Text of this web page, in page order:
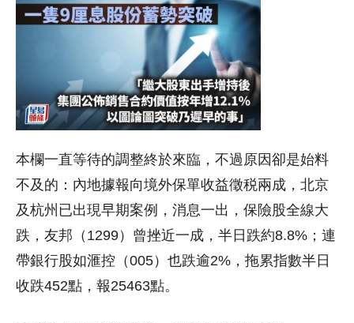
本欄一直等待的調整終於來臨，不過原因卻是始料
不及的：內地據報向境外保單收益徵税兩成，北京
及杭州已出現早期案例，消息一出，保險股全線大
跌，友邦（1299）曾挫近一成，半日跌約8.8%；連
帶銀行股如滙控（005）也跌逾2%，拖累指數半日
收跌452點，報25463點。